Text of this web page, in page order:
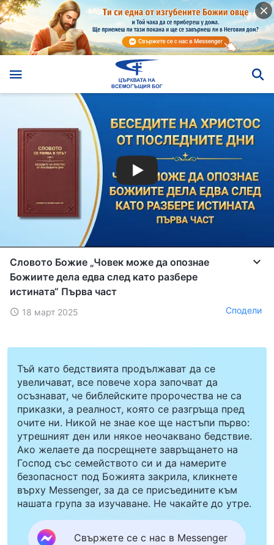
Словото Божие „Човек може да опознае
Божиите дела едва след като разбере
истината“ Първа част
18 март 2025 Сподели
Тъй като бедствията продължават да се
увеличават, все повече хора започват да
осъзнават, че библейските пророчества не са
приказки, а реалност, която се разгръща пред
очите ни. Никой не знае кое ще настъпи първо:
утрешният ден или някое неочаквано бедствие.
Ако желаете да посрещнете завръщането на
Господ със семейството си и да намерите
безопасност под Божията закрила, кликнете
върху Messenger, за да се присъедините към
нашата група за изучаване. Не чакайте до утре.
Свържете се с нас в Messenger